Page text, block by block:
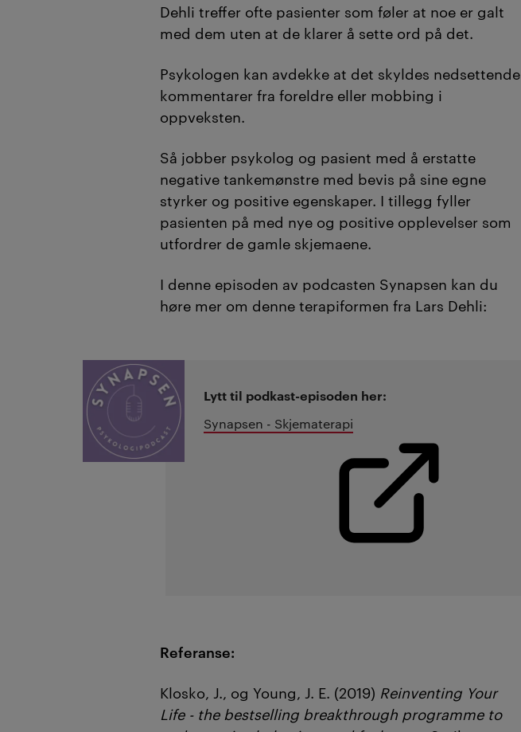
Dehli treffer ofte pasienter som føler at noe er galt
med dem uten at de klarer å sette ord på det.
Psykologen kan avdekke at det skyldes nedsettende
kommentarer fra foreldre eller mobbing i
oppveksten.
Så jobber psykolog og pasient med å erstatte
negative tankemønstre med bevis på sine egne
styrker og positive egenskaper. I tillegg fyller
pasienten på med nye og positive opplevelser som
utfordrer de gamle skjemaene.
I denne episoden av podcasten Synapsen kan du
høre mer om denne terapiformen fra Lars Dehli:
Lytt til podkast-episoden her:
Synapsen - Skjematerapi
Referanse:
Klosko, J., og Young, J. E. (2019) Reinventing Your
Life - the bestselling breakthrough programme to